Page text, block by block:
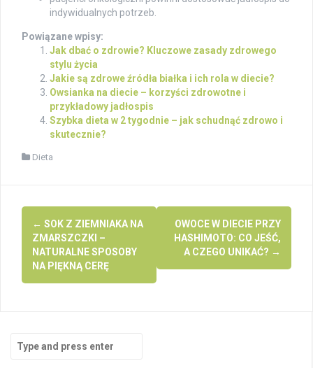
indywidualnych potrzeb.
Powiązane wpisy:
Jak dbać o zdrowie? Kluczowe zasady zdrowego
stylu życia
Jakie są zdrowe źródła białka i ich rola w diecie?
Owsianka na diecie – korzyści zdrowotne i
przykładowy jadłospis
Szybka dieta w 2 tygodnie – jak schudnąć zdrowo i
skutecznie?
Dieta
Post
navigation
← SOK Z ZIEMNIAKA NA
ZMARSZCZKI –
NATURALNE SPOSOBY
NA PIĘKNĄ CERĘ
OWOCE W DIECIE PRZY
HASHIMOTO: CO JEŚĆ,
A CZEGO UNIKAĆ? →
Search
for: